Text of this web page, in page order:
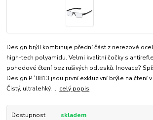
Design brýlí kombinuje přední část z nerezové
high-tech polyamidu. Velmi kvalitní čočky s
pohodové čtení bez rušivých odlesků. Inovace?
Design P´8813 jsou první exkluzivní brýle na čtení
Čistý, ultralehký, ... celý popis
Dostupnost
skladem